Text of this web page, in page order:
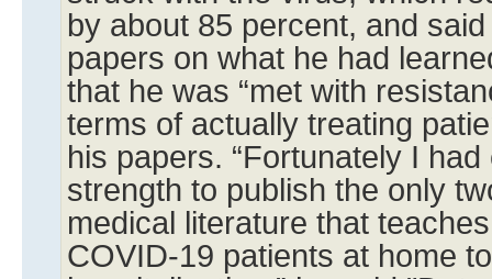
by about 85 percent, and
papers on what he had
that he was “met with
terms of actually treating
his papers. “Fortunately I
strength to publish the only
medical literature that
COVID-19 patients at home